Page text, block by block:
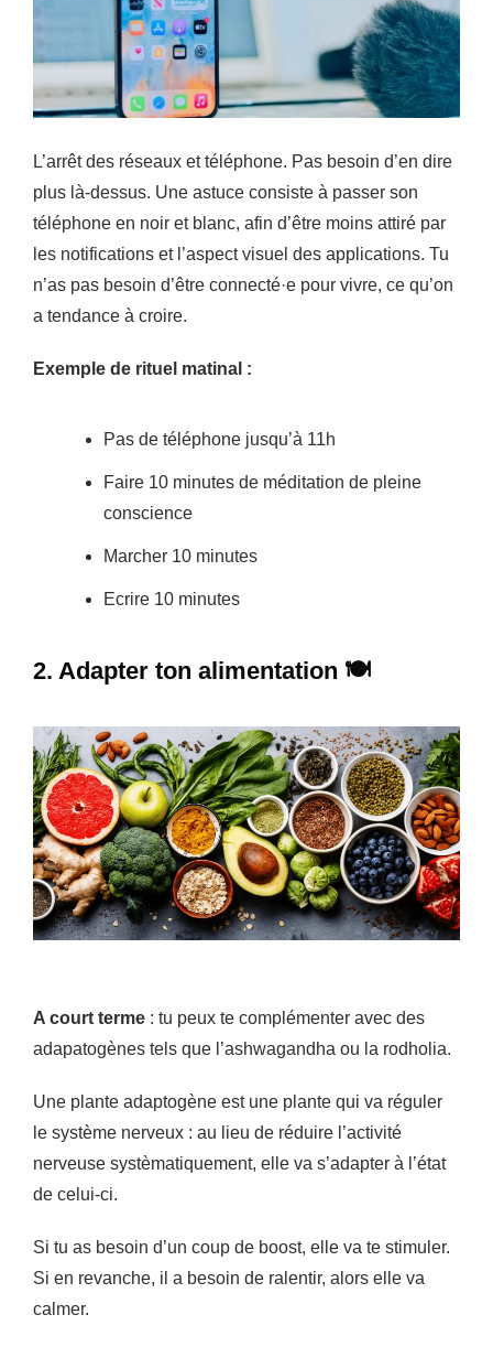
L’arrêt des réseaux et téléphone. Pas besoin d’en dire
plus là-dessus. Une astuce consiste à passer son
téléphone en noir et blanc, afin d’être moins attiré par
les notifications et l’aspect visuel des applications. Tu
n’as pas besoin d’être connecté·e pour vivre, ce qu’on
a tendance à croire.
Exemple de rituel matinal :
Pas de téléphone jusqu’à 11h
Faire 10 minutes de méditation de pleine
conscience
Marcher 10 minutes
Ecrire 10 minutes
2. Adapter ton alimentation 🍽
A court terme : tu peux te complémenter avec des
adapatogènes tels que l’ashwagandha ou la rodholia.
Une plante adaptogène est une plante qui va réguler
le système nerveux : au lieu de réduire l’activité
nerveuse systèmatiquement, elle va s’adapter à l’état
de celui-ci.
Si tu as besoin d’un coup de boost, elle va te stimuler.
Si en revanche, il a besoin de ralentir, alors elle va
calmer.